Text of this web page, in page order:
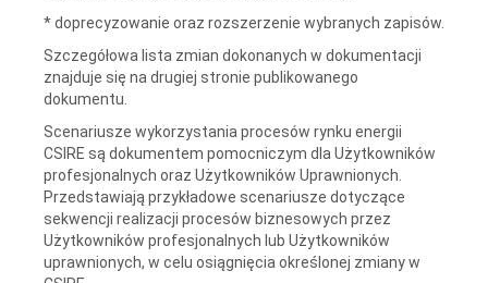
* doprecyzowanie oraz rozszerzenie wybranych zapisów.
Szczegółowa lista zmian dokonanych w dokumentacji
znajduje się na drugiej stronie publikowanego
dokumentu.
Scenariusze wykorzystania procesów rynku energii
CSIRE są dokumentem pomocniczym dla Użytkowników
profesjonalnych oraz Użytkowników Uprawnionych.
Przedstawiają przykładowe scenariusze dotyczące
sekwencji realizacji procesów biznesowych przez
Użytkowników profesjonalnych lub Użytkowników
uprawnionych, w celu osiągnięcia określonej zmiany w